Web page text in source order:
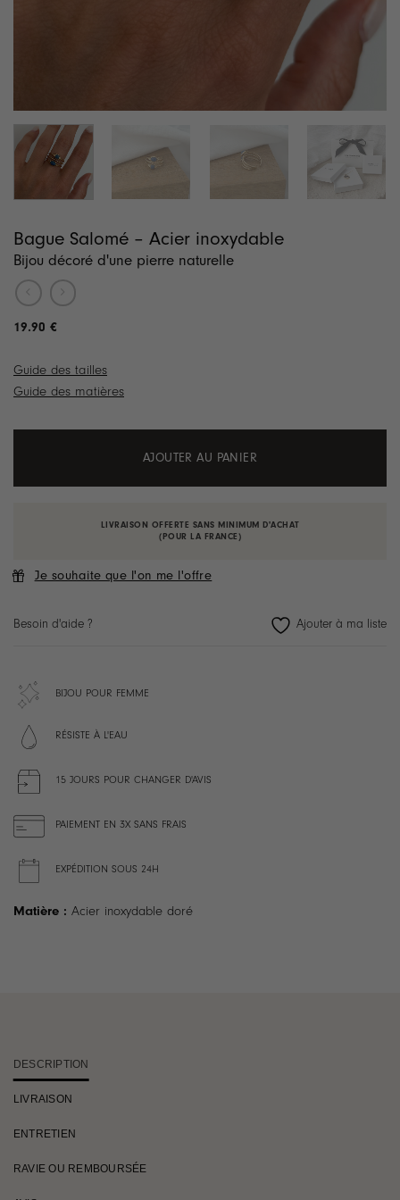
Bague Salomé – Acier inoxydable
Bijou décoré d'une pierre naturelle
19.90 €
Guide des tailles
Guide des matières
AJOUTER AU PANIER
LIVRAISON OFFERTE SANS MINIMUM D'ACHAT
(POUR LA FRANCE)
Je souhaite que l'on me l'offre
Besoin d'aide ?
BIJOU POUR FEMME
RÉSISTE À L'EAU
15 JOURS POUR CHANGER D'AVIS
PAIEMENT EN 3X SANS FRAIS
EXPÉDITION SOUS 24H
Matière : Acier inoxydable doré
DESCRIPTION
LIVRAISON
ENTRETIEN
RAVIE OU REMBOURSÉE